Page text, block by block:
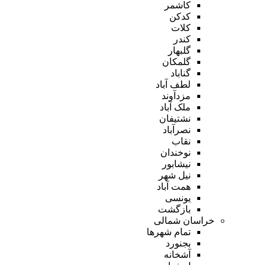
کاشمر
کدکن
کلات
کندر
گلبهار
گلمکان
گناباد
لطف آباد
مزدآوند
ملک آباد
نشتیفان
نصرآباد
نقاب
نوخندان
نیشابور
نیل شهر
همت آباد
یونسی
بازگشت
خراسان شمالی
تمام شهر‌ها
بجنورد
آشخانه